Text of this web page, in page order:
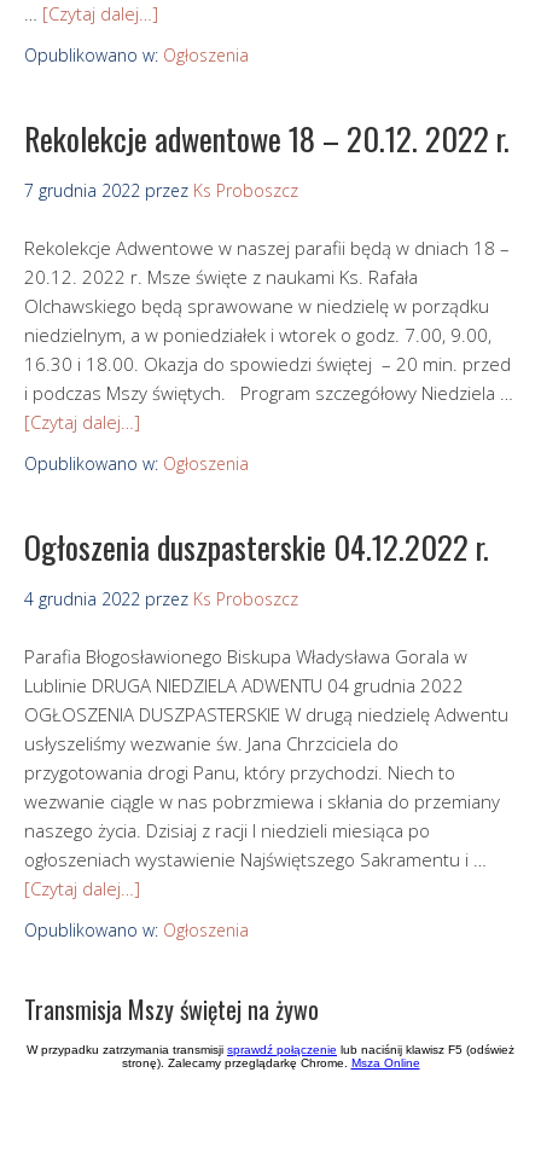
… [Czytaj dalej…]
Opublikowano w: Ogłoszenia
Rekolekcje adwentowe 18 – 20.12. 2022 r.
7 grudnia 2022 przez Ks Proboszcz
Rekolekcje Adwentowe w naszej parafii będą w dniach 18 –
20.12. 2022 r. Msze święte z naukami Ks. Rafała
Olchawskiego będą sprawowane w niedzielę w porządku
niedzielnym, a w poniedziałek i wtorek o godz. 7.00, 9.00,
16.30 i 18.00. Okazja do spowiedzi świętej – 20 min. przed
i podczas Mszy świętych. Program szczegółowy Niedziela …
[Czytaj dalej…]
Opublikowano w: Ogłoszenia
Ogłoszenia duszpasterskie 04.12.2022 r.
4 grudnia 2022 przez Ks Proboszcz
Parafia Błogosławionego Biskupa Władysława Gorala w
Lublinie DRUGA NIEDZIELA ADWENTU 04 grudnia 2022
OGŁOSZENIA DUSZPASTERSKIE W drugą niedzielę Adwentu
usłyszeliśmy wezwanie św. Jana Chrzciciela do
przygotowania drogi Panu, który przychodzi. Niech to
wezwanie ciągle w nas pobrzmiewa i skłania do przemiany
naszego życia. Dzisiaj z racji I niedzieli miesiąca po
ogłoszeniach wystawienie Najświętszego Sakramentu i …
[Czytaj dalej…]
Opublikowano w: Ogłoszenia
Transmisja Mszy świętej na żywo